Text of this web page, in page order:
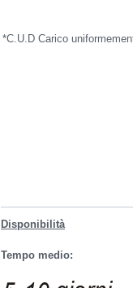
*C.U.D Carico
Disponibilità
Tempo medio: